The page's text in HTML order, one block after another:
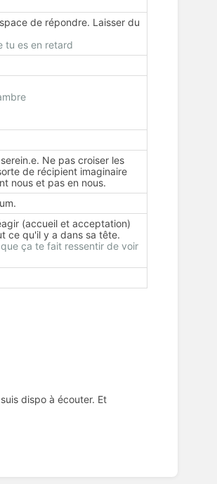
de répondre. Laisser du
tu es en retard
Ne pas croiser les
de récipient imaginaire
nous et pas en nous.
(accueil et acceptation)
ce qu'il y a dans sa tête.
ça te fait ressentir de voir
dispo à écouter. Et